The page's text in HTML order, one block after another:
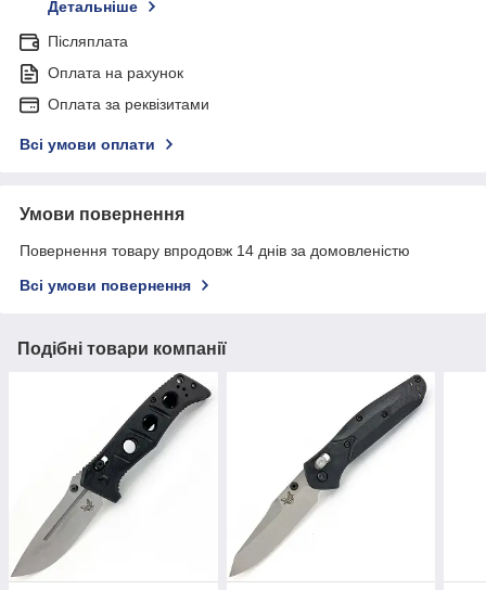
Детальніше
Післяплата
Оплата на рахунок
Оплата за реквізитами
Всі умови оплати
Умови повернення
Повернення товару впродовж 14 днів за домовленістю
Всі умови повернення
Подібні товари компанії